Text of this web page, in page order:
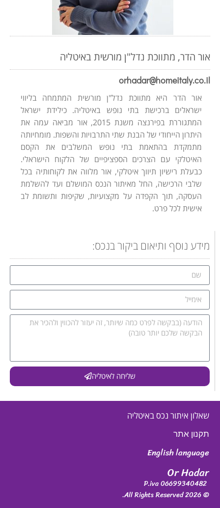
אור הדר, מתווכת נדל"ן מורשית באיטליה
orhadar@homeitaly.co.il
אור הדר היא מתווכת נדל"ן מורשית המתמחה בליווי
ישראלים ברכישת בתי נופש באיטליה. כילידת ישראל
המתגוררת בפירנצה משנת 2015, אור מביאה עמה את
היתרון הייחודי של הבנת שתי התרבויות והשפות. מומחיותה
מתמקדת בהתאמת בתי נופש המשלבים את הקסם
האיטלקי עם הצרכים הספציפיים של הלקוח הישראלי.
כבעלת רישיון תיווך איטלקי, אור מלווה את לקוחותיה בכל
שלבי הרכישה, החל מאיתור הנכס המושלם ועד להשלמת
העסקה, תוך הקפדה על מקצועיות, שקיפות ותשומת לב
אישית לכל פרט.
מידע נוסף ותיאום ביקור בנכס:
שליחה לאיטליה
שאלון איתור נכס באיטליה
תקנון אתר
English language
Or Hadar
P.iva 06699340482
© 2026 All Rights Reserved.